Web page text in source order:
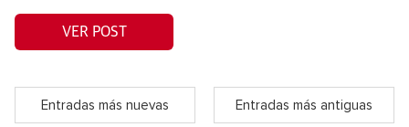
VER POST
Entradas más nuevas Entradas más antiguas